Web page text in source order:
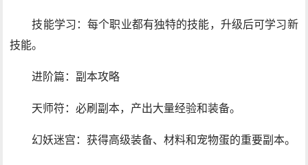
技能学习：每个职业都有独特的技能，升级后可学习新
技能。
进阶篇：副本攻略
天师符：必刷副本，产出大量经验和装备。
幻妖迷宫：获得高级装备、材料和宠物蛋的重要副本。